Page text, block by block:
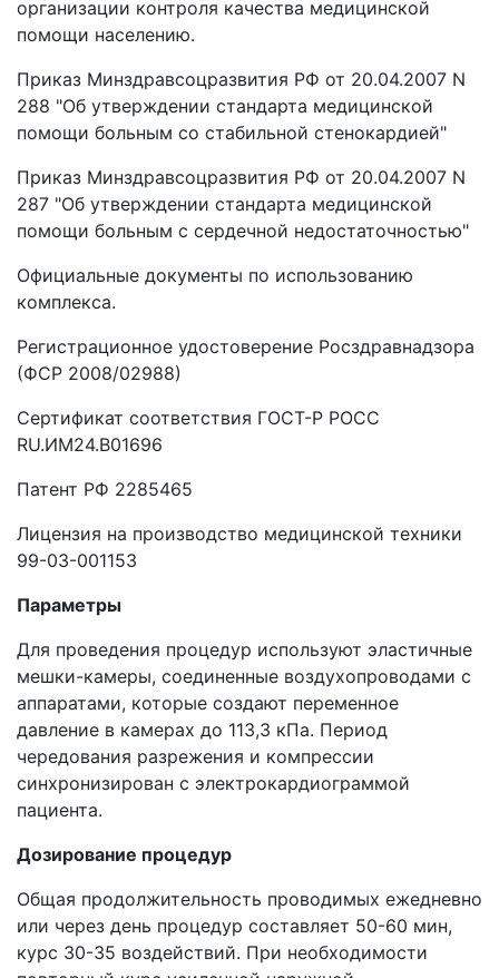
организации контроля качества медицинской
помощи населению.
Приказ Минздравсоцразвития РФ от 20.04.2007 N
288 "Об утверждении стандарта медицинской
помощи больным со стабильной стенокардией"
Приказ Минздравсоцразвития РФ от 20.04.2007 N
287 "Об утверждении стандарта медицинской
помощи больным с сердечной недостаточностью"
Официальные документы по использованию
комплекса.
Регистрационное удостоверение Росздравнадзора
(ФСР 2008/02988)
Сертификат соответствия ГОСТ-Р РОСС
RU.ИМ24.В01696
Патент РФ 2285465
Лицензия на производство медицинской техники
99-03-001153
Параметры
Для проведения процедур используют эластичные
мешки-камеры, соединенные воздухопроводами с
аппаратами, которые создают переменное
давление в камерах до 113,3 кПа. Период
чередования разрежения и компрессии
синхронизирован с электрокардиограммой
пациента.
Дозирование процедур
Общая продолжительность проводимых ежедневно
или через день процедур составляет 50-60 мин,
курс 30-35 воздействий. При необходимости